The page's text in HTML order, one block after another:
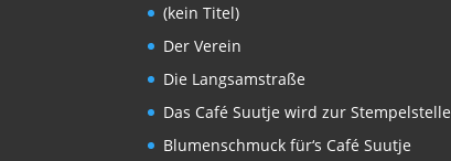
(kein Titel)
Der Verein
Die Langsamstraße
Das Café Suutje wird zur Stempelstelle
Blumenschmuck für‘s Café Suutje